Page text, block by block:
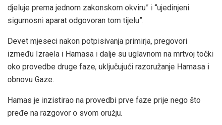
djeluje prema jednom zakonskom okviru” i “ujedinjeni
sigurnosni aparat odgovoran tom tijelu”.
Devet mjeseci nakon potpisivanja primirja, pregovori
između Izraela i Hamasa i dalje su uglavnom na mrtvoj točki
oko provedbe druge faze, uključujući razoružanje Hamasa i
obnovu Gaze.
Hamas je inzistirao na provedbi prve faze prije nego što
pređe na razgovor o svom oružju.